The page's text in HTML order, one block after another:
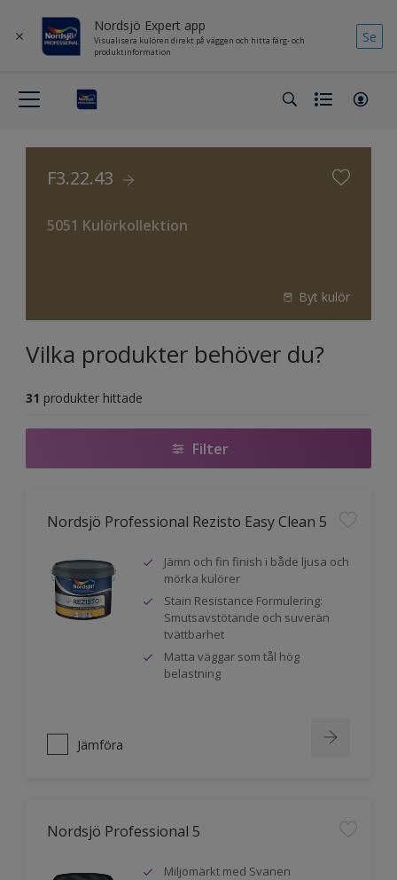
Nordsjö Expert app
Visualisera kulören direkt på väggen och hitta färg- och
produktinformation
Se
F3.22.43
5051 Kulörkollektion
Byt kulör
Vilka produkter behöver du?
31 produkter hittade
Filter
Nordsjö Professional Rezisto Easy Clean 5
Jämn och fin finish i både ljusa och
mörka kulörer
Stain Resistance Formulering:
Smutsavstötande och suverän
tvättbarhet
Matta väggar som tål hög
belastning
Jämföra
Nordsjö Professional 5
Miljömärkt med Svanen